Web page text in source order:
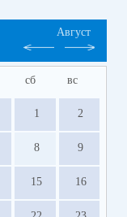
Август
сб вс
1 2
8 9
15 16